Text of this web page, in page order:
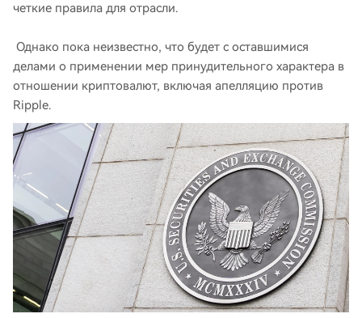
четкие правила для отрасли.
Однако пока неизвестно, что будет с оставшимися
делами о применении мер принудительного характера в
отношении криптовалют, включая апелляцию против
Ripple.